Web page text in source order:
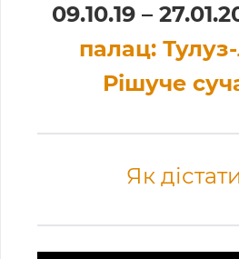
09.10.19 –
палац:
Рішуче
Як